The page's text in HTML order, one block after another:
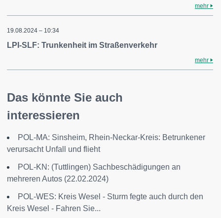
mehr
19.08.2024 – 10:34
LPI-SLF: Trunkenheit im Straßenverkehr
mehr
Das könnte Sie auch
interessieren
POL-MA: Sinsheim, Rhein-Neckar-Kreis: Betrunkener
verursacht Unfall und flieht
POL-KN: (Tuttlingen) Sachbeschädigungen an
mehreren Autos (22.02.2024)
POL-WES: Kreis Wesel - Sturm fegte auch durch den
Kreis Wesel - Fahren Sie...